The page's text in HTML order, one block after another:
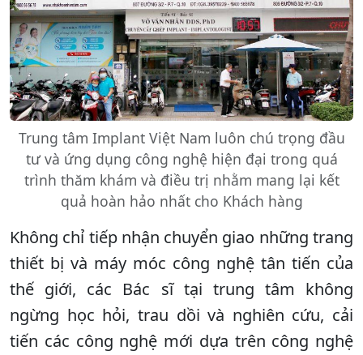
Trung tâm Implant Việt Nam luôn chú trọng đầu
tư và ứng dụng công nghệ hiện đại trong quá
trình thăm khám và điều trị nhằm mang lại kết
quả hoàn hảo nhất cho Khách hàng
Không chỉ tiếp nhận chuyển giao những trang
thiết bị và máy móc công nghệ tân tiến của
thế giới, các Bác sĩ tại trung tâm không
ngừng học hỏi, trau dồi và nghiên cứu, cải
tiến các công nghệ mới dựa trên công nghệ